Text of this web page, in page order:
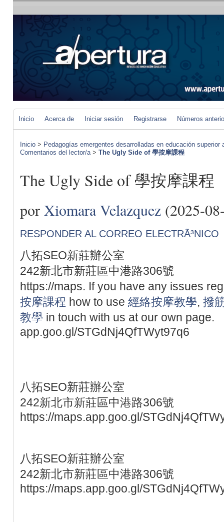
Inicio Acerca de Iniciar sesión Registrarse Números
Inicio > Pedagogías emergentes desarrolladas en educación
Comentarios del lector/a> The Ugly Side of 學按摩課程
The Ugly Side of 學按摩課程
por Xiomara Velazquez (2025-
RESPONDER AL CORREO ELECTRÃ³NICO
八拓SEO新莊辦公室
242新北市新莊區中港路306號
https://maps. If you have any issues
按摩課程 how to use 經絡按摩教學, 撥
教學 in touch with us at our own page.
app.goo.gl/STGdNj4QfTWyt97q6
八拓SEO新莊辦公室
242新北市新莊區中港路306號
https://maps.app.goo.gl/
八拓SEO新莊辦公室
242新北市新莊區中港路306號
https://maps.app.goo.gl/